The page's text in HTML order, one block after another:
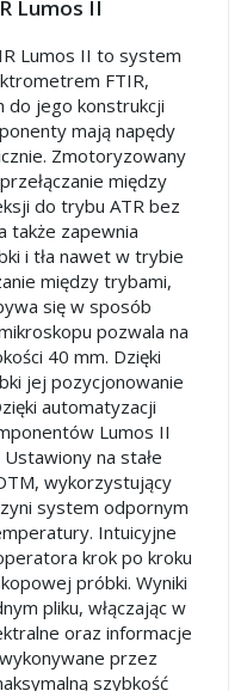
Lumos II
Lumos II to system
FTIR,
do jego konstrukcji
mają napędy
Zmotoryzowany
między
do trybu ATR bez
także zapewnia
i tła nawet w trybie
między trybami,
się w sposób
pozwala na
40 mm. Dzięki
jej pozycjonowanie
automatyzacji
Lumos II
na stałe
wykorzystujący
system odpornym
Intuicyjne
krok po kroku
próbki. Wyniki
pliku, włączając w
oraz informacje
przez
szybkość